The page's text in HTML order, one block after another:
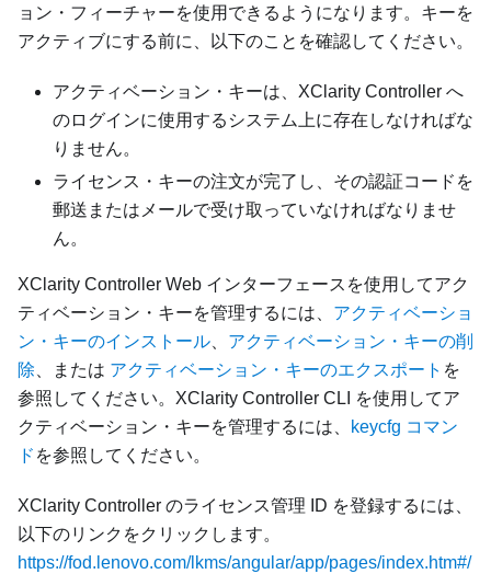
ョン・フィーチャーを使用できるようになります。キーを
アクティブにする前に、以下のことを確認してください。
アクティベーション・キーは、XClarity Controller へ
のログインに使用するシステム上に存在しなければな
りません。
ライセンス・キーの注文が完了し、その認証コードを
郵送またはメールで受け取っていなければなりませ
ん。
XClarity Controller Web インターフェースを使用してアク
ティベーション・キーを管理するには、 アクティベーショ
ン・キーのインストール
アクティベーション・キーの削
除 、または アクティベーション・キーのエクスポート を
参照してください。XClarity Controller CLI を使用してア
クティベーション・キーを管理するには、
keycfg コマン
ド を参照してください。
XClarity Controller のライセンス管理 ID を登録するには、
以下のリンクをクリックします。
https://fod.lenovo.com/lkms/angular/app/pages/index.htm#/